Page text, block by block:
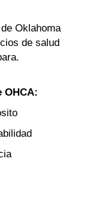
Oklahoma
de salud
OHCA: